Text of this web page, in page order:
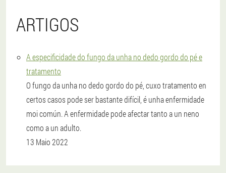
ARTIGOS
A especificidade do fungo da unha no dedo gordo do pé e
tratamento
O fungo da unha no dedo gordo do pé, cuxo tratamento en
certos casos pode ser bastante difícil, é unha enfermidade
moi común. A enfermidade pode afectar tanto a un neno
como a un adulto.
13 Maio 2022